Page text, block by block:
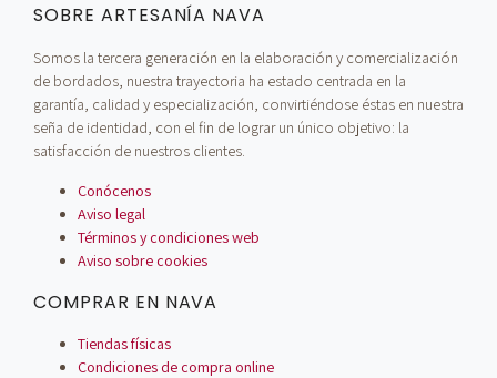
SOBRE ARTESANÍA NAVA
Somos la tercera generación en la elaboración y comercialización
de bordados, nuestra trayectoria ha estado centrada en la
garantía, calidad y especialización, convirtiéndose éstas en nuestra
seña de identidad, con el fin de lograr un único objetivo: la
satisfacción de nuestros clientes.
Conócenos
Aviso legal
Términos y condiciones web
Aviso sobre cookies
COMPRAR EN NAVA
Tiendas físicas
Condiciones de compra online